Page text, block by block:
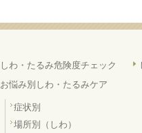
しわ・たるみ危険度チェック
お悩み別しわ・たるみケア
症状別
場所別（しわ）